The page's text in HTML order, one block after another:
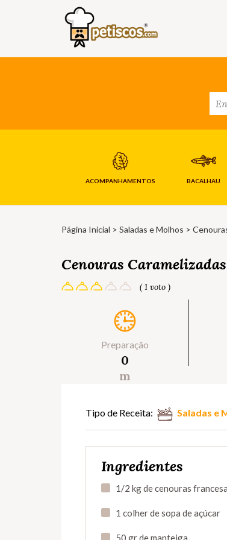
ACOMPANHAMENTOS BACALHAU
Página Inicial > Saladas e Molhos >
Cenouras Caramelizadas
( 1 voto )
Preparação
0
m
Tipo de Receita: Saladas e
Ingredientes
1/2 kg de cenouras
1 colher de sopa de açúcar
50 gr de manteiga